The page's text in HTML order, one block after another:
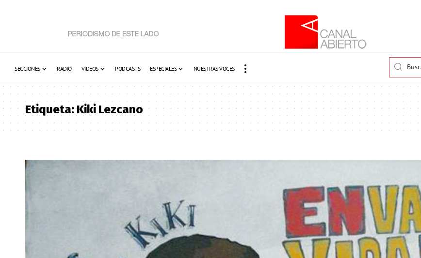
SECCIONES RADIO VIDEOS PODCASTS ESPECIALES NUESTRAS VOCES
Etiqueta:Kiki Lezcano